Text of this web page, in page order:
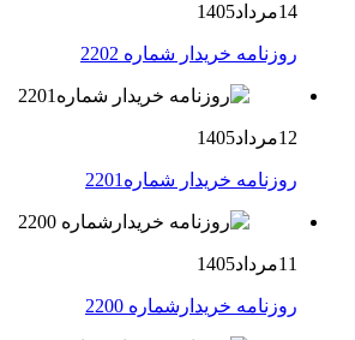
14مرداد1405
روزنامه خریدار شماره 2202
12مرداد1405
روزنامه خریدار شماره2201
11مرداد1405
روزنامه خریدارشماره 2200